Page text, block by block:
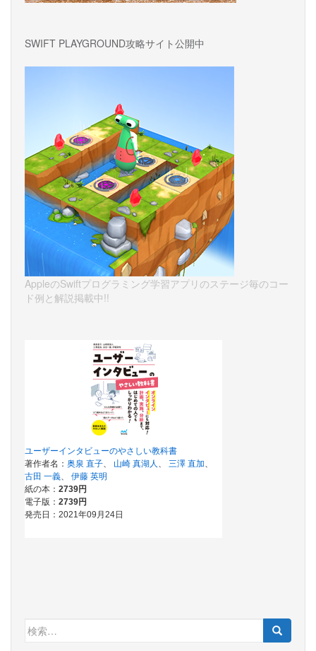
SWIFT PLAYGROUND攻略サイト公開中
AppleのSwiftプログラミング学習アプリのステージ毎のコー
ド例と解説掲載中!!
検
索: